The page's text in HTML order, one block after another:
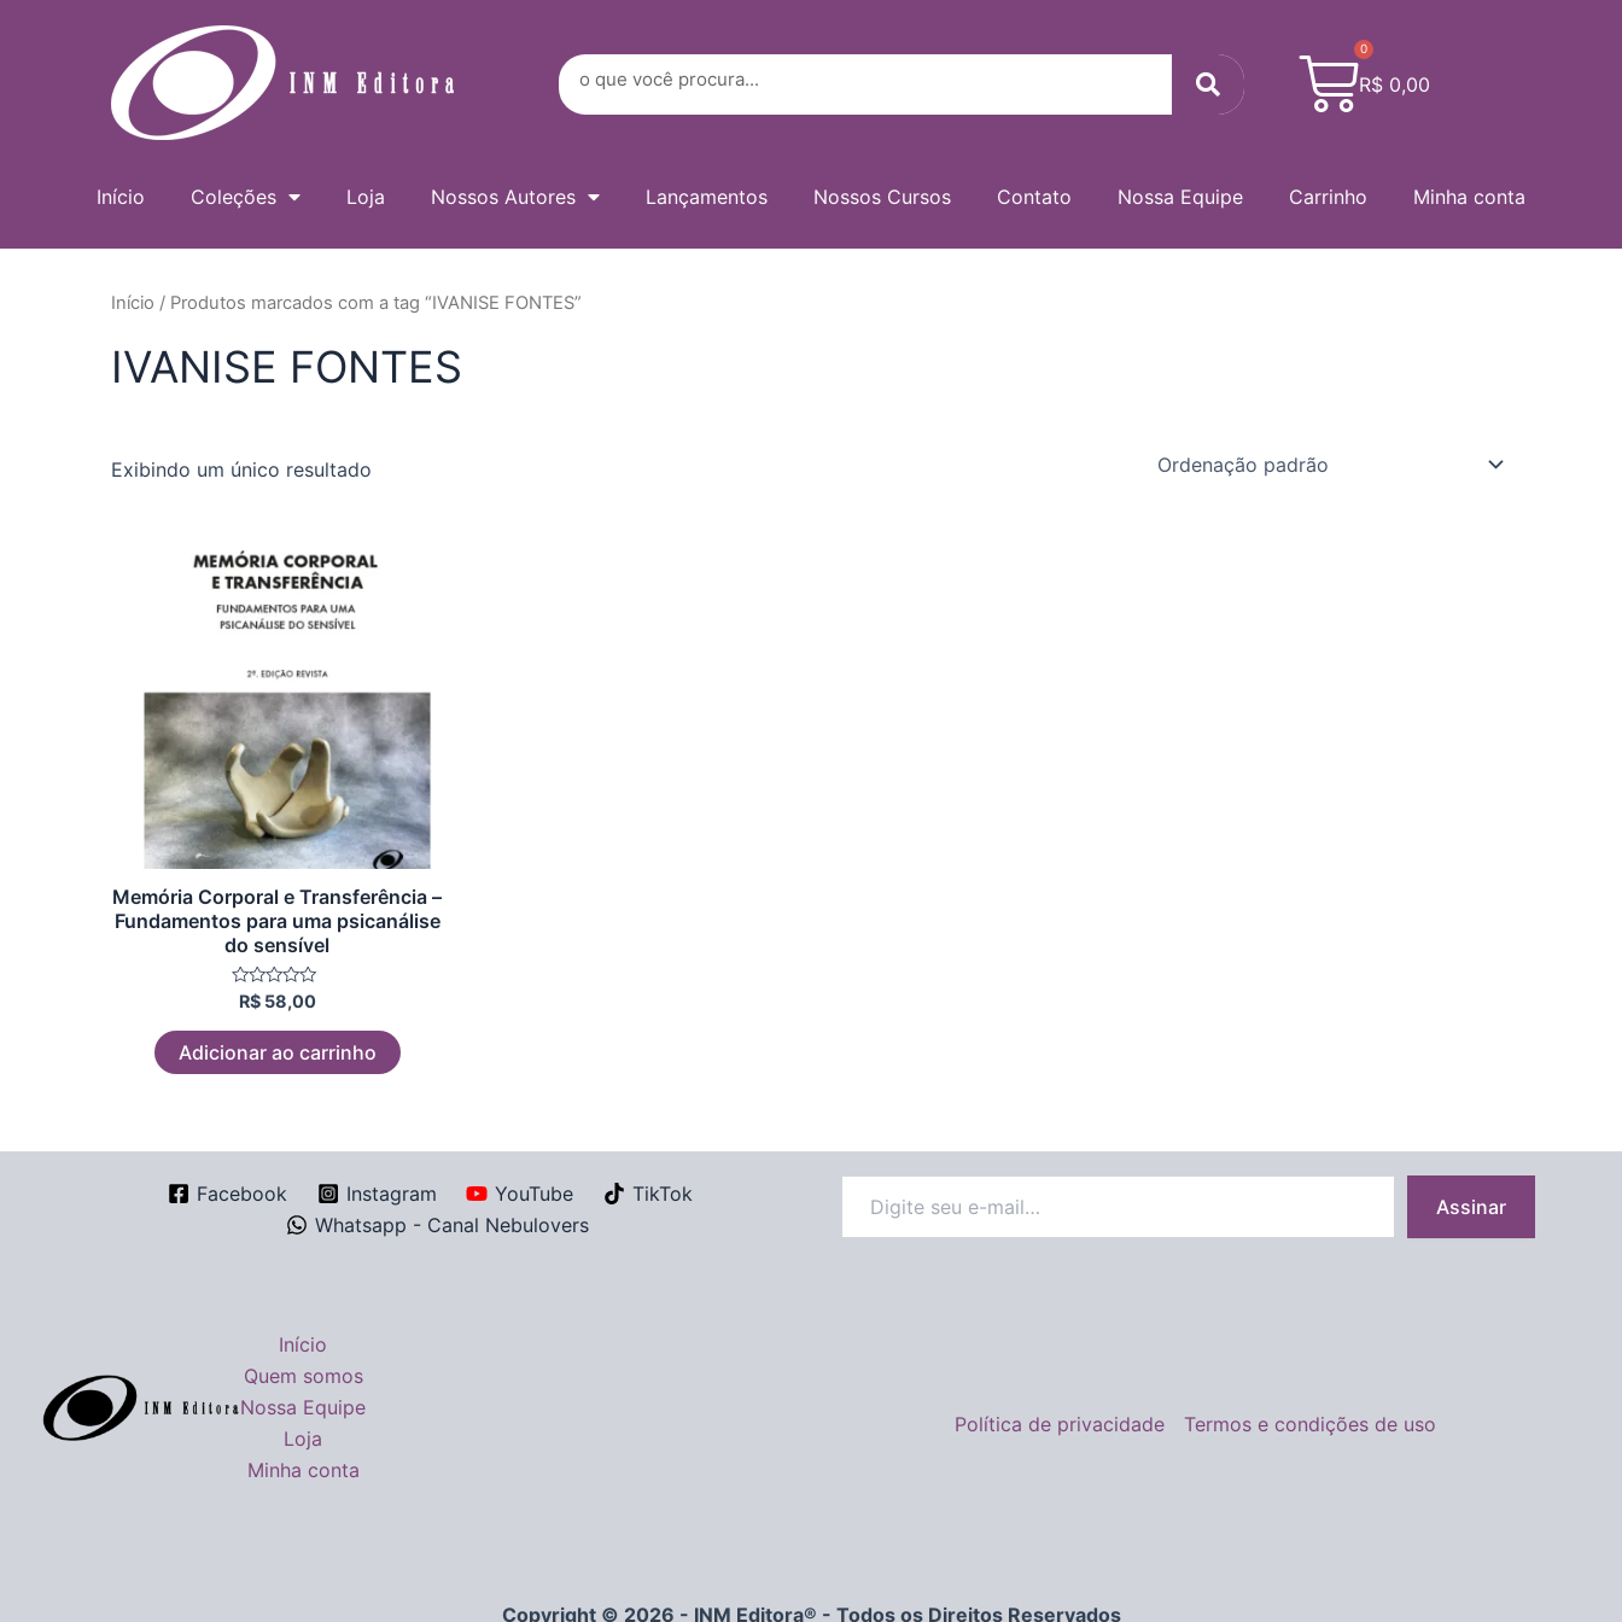
Search Search
R$ 0,00
0
Cart
Início Coleções Loja Nossos Autores Lançamentos Nossos Cursos Contato Nossa Equipe Carrinho Minha conta
Início / Produtos marcados com a tag “IVANISE FONTES”
IVANISE FONTES
Exibindo um único resultado
Memória Corporal e Transferência –
Fundamentos para uma psicanálise
do sensível
Avaliação
de
5
R$58,00
Adicionar ao carrinho
Facebook Instagram YouTube
TikTok
Whatsapp - Canal Nebulovers
e-
Assinar
Início
Quem somos
Nossa Equipe
Loja
Minha conta
Política de privacidade Termos e condições de uso
Copyright © 2026 - INM Editora® - Todos os Direitos Reservados